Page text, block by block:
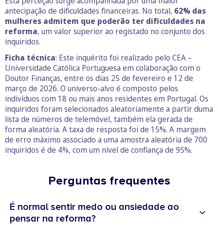
antecipação de dificuldades financeiras. No total, 62% das
mulheres admitem que poderão ter dificuldades na
reforma, um valor superior ao registado no conjunto dos
inquiridos.
Ficha técnica: Este inquérito foi realizado pelo CEA –
Universidade Católica Portuguesa em colaboração com o
Doutor Finanças, entre os dias 25 de fevereiro e 12 de
março de 2026. O universo-alvo é composto pelos
indivíduos com 18 ou mais anos residentes em Portugal. Os
inquiridos foram selecionados aleatoriamente a partir duma
lista de números de telemóvel, também ela gerada de
forma aleatória. A taxa de resposta foi de 15%. A margem
de erro máximo associado a uma amostra aleatória de 700
inquiridos é de 4%, com um nível de confiança de 95%.
Perguntas frequentes
É normal sentir medo ou ansiedade ao
pensar na reforma?